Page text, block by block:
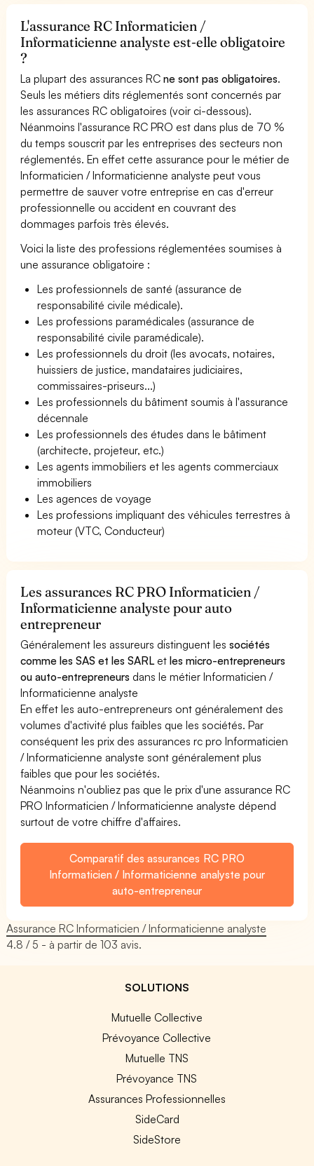
L'assurance RC Informaticien /
Informaticienne analyste est-elle obligatoire
?
La plupart des assurances RCne sont pas obligatoires.
Seuls les métiers dits réglementés sont concernés par
les assurances RC obligatoires (voir ci-dessous).
Néanmoins l'assurance RC PRO est dans plus de 70 %
du temps souscrit par les entreprises des secteurs non
réglementés. En effet cette assurance pour le métier de
Informaticien / Informaticienne analyste peut vous
permettre de sauver votre entreprise en cas d'erreur
professionnelle ou accident en couvrant des
dommages parfois très élevés.
Voici la liste des professions réglementées soumises à
une assurance obligatoire :
Les professionnels de santé (assurance de
responsabilité civile médicale).
Les professions paramédicales (assurance de
responsabilité civile paramédicale).
Les professionnels du droit (les avocats, notaires,
huissiers de justice, mandataires judiciaires,
commissaires-priseurs...)
Les professionnels du bâtiment soumis à l'assurance
décennale
Les professionnels des études dans le bâtiment
(architecte, projeteur, etc.)
Les agents immobiliers et les agents commerciaux
immobiliers
Les agences de voyage
Les professions impliquant des véhicules terrestres à
moteur (VTC, Conducteur)
Les assurances RC PRO Informaticien /
Informaticienne analyste pour auto
entrepreneur
Généralement les assureurs distinguent lessociétés
comme les SAS et les SARL etles micro-entrepreneurs
ou auto-entrepreneurs dans le métier Informaticien /
Informaticienne analyste
En effet les auto-entrepreneurs ont généralement des
volumes d'activité plus faibles que les sociétés. Par
conséquent les prix des assurances rc pro Informaticien
/ Informaticienne analyste sont généralement plus
faibles que pour les sociétés.
Néanmoins n'oubliez pas que le prix d'une assurance RC
PRO Informaticien / Informaticienne analyste dépend
surtout de votre chiffre d'affaires.
Comparatif des assurances RC PRO
Informaticien / Informaticienne analyste pour
auto-entrepreneur
Assurance RC Informaticien / Informaticienne analyste
4.8 / 5 - à partir de103 avis.
SOLUTIONS
Mutuelle Collective
Prévoyance Collective
Mutuelle TNS
Prévoyance TNS
Assurances Professionnelles
SideCard
SideStore